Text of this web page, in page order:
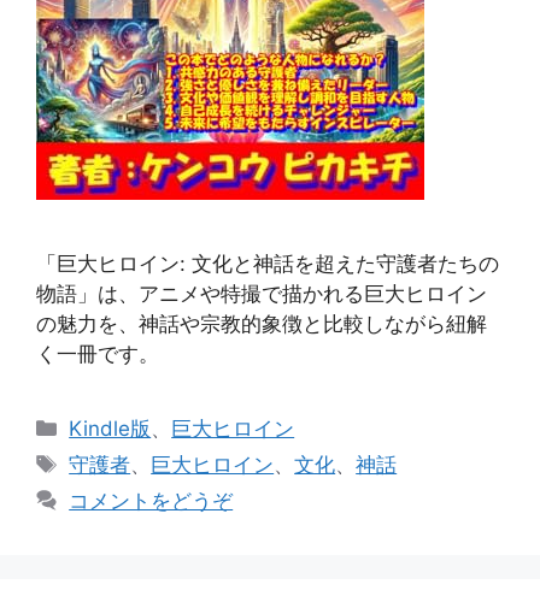
「巨大ヒロイン: 文化と神話を超えた守護者たちの
物語」は、アニメや特撮で描かれる巨大ヒロイン
の魅力を、神話や宗教的象徴と比較しながら紐解
く一冊です。
カ
テ
リ
Kindle版 、 巨大ヒロイン
タ
グ
守護者、 巨大ヒロイン、文化、神話
コメントをどうぞ